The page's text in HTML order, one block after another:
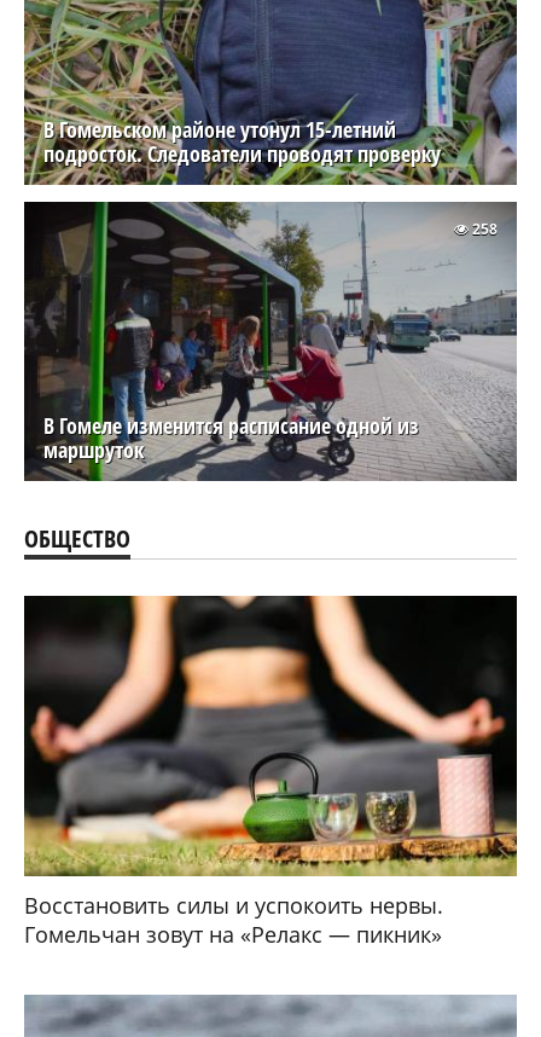
Белорусский производитель показал новую
школьную одежду
ЭКОНОМИКА
Гомельская фирма заказала из Китая новый
автокран, но пока он доехал до Беларуси стал
совсем не новым